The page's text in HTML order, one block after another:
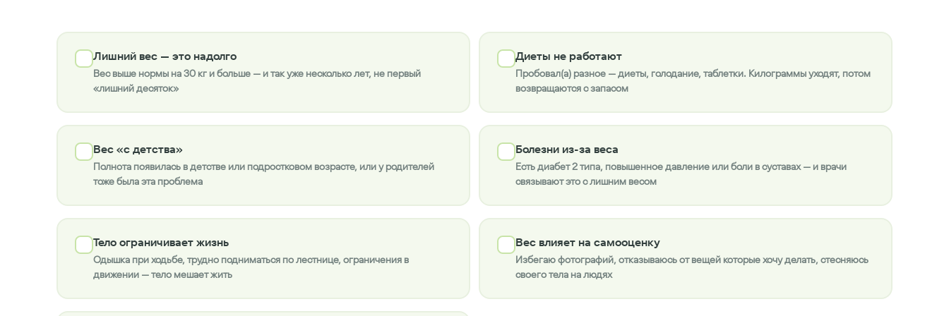
Лишний вес — это надолго
Вес выше нормы на 30 кг и больше — и так уже несколько лет, не первый
«лишний десяток»
Диеты не работают
Пробовал(а) разное — диеты, голодание, таблетки. Килограммы уходят, потом
возвращаются с запасом
Вес «с детства»
Полнота появилась в детстве или подростковом возрасте, или у родителей
тоже была эта проблема
Болезни из-за веса
Есть диабет 2 типа, повышенное давление или боли в суставах — и врачи
связывают это с лишним весом
Тело ограничивает жизнь
Одышка при ходьбе, трудно подниматься по лестнице, ограничения в
движении — тело мешает жить
Вес влияет на самооценку
Избегаю фотографий, отказываюсь от вещей которые хочу делать, стесняюсь
своего тела на людях